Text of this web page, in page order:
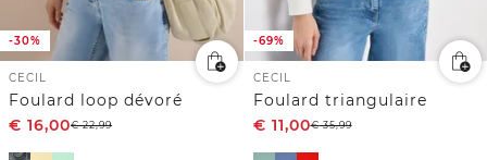
-30%
CECIL
Foulard loop dévoré
€ 16,00€22,99
-69%
CECIL
Foulard triangulaire
€ 11,00€35,99